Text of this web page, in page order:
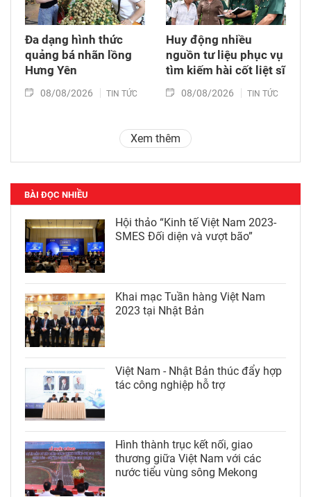
Đa dạng hình thức
quảng bá nhãn lồng
Hưng Yên
08/08/2026 TIN TỨC
Huy động nhiều
nguồn tư liệu phục vụ
tìm kiếm hài cốt liệt sĩ
08/08/2026 TIN TỨC
Xem thêm
BÀI ĐỌC NHIỀU
Hội thảo “Kinh tế Việt Nam 2023-
SMES Đối diện và vượt bão”
Khai mạc Tuần hàng Việt Nam
2023 tại Nhật Bản
Việt Nam - Nhật Bản thúc đẩy hợp
tác công nghiệp hỗ trợ
Hình thành trục kết nối, giao
thương giữa Việt Nam với các
nước tiểu vùng sông Mekong